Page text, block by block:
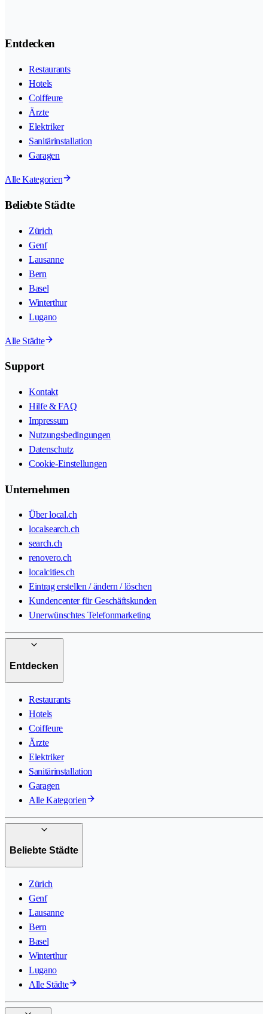
Entdecken
Restaurants
Hotels
Coiffeure
Ärzte
Elektriker
Sanitärinstallation
Garagen
Alle Kategorien
Beliebte Städte
Zürich
Genf
Lausanne
Bern
Basel
Winterthur
Lugano
Alle Städte
Support
Kontakt
Hilfe & FAQ
Impressum
Nutzungsbedingungen
Datenschutz
Cookie-Einstellungen
Unternehmen
Über local.ch
localsearch.ch
search.ch
renovero.ch
localcities.ch
Eintrag erstellen / ändern / löschen
Kundencenter für Geschäftskunden
Unerwünschtes Telefonmarketing
Entdecken
Restaurants
Hotels
Coiffeure
Ärzte
Elektriker
Sanitärinstallation
Garagen
Alle Kategorien
Beliebte Städte
Zürich
Genf
Lausanne
Bern
Basel
Winterthur
Lugano
Alle Städte